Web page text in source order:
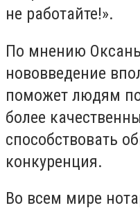
не работайте!».
По мнению
нововведение
поможет людям
более
способствовать
конкуренция.
Во всем мире